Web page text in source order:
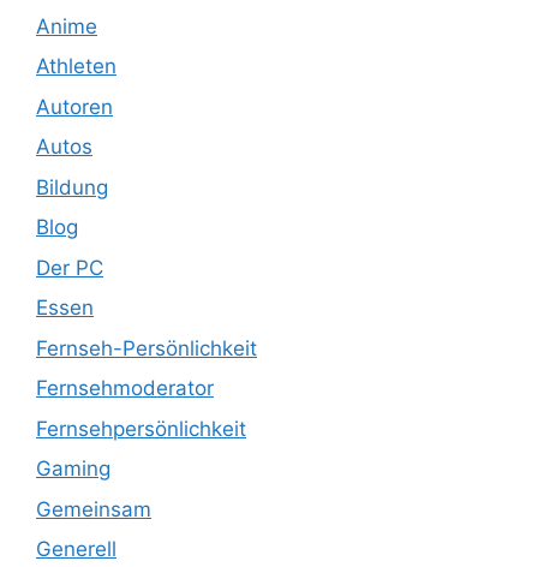
Anime
Athleten
Autoren
Autos
Bildung
Blog
Der PC
Essen
Fernseh-Persönlichkeit
Fernsehmoderator
Fernsehpersönlichkeit
Gaming
Gemeinsam
Generell